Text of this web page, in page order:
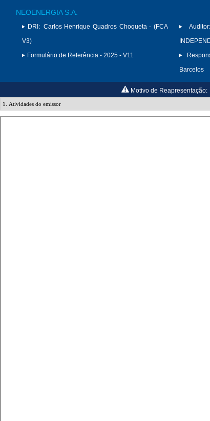
NEOENERGIA S.A.
DRI: Carlos Henrique Quadros Choqueta - (FCA
V3)
Formulário de Referência - 2025 - V11
Auditor:
Barcelos
Motivo de Reapresentação: